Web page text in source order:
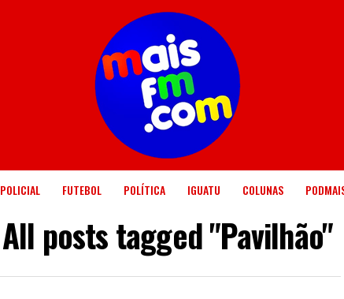
POLICIAL FUTEBOL POLÍTICA IGUATU COLUNAS
All posts tagged "Pavilhão"